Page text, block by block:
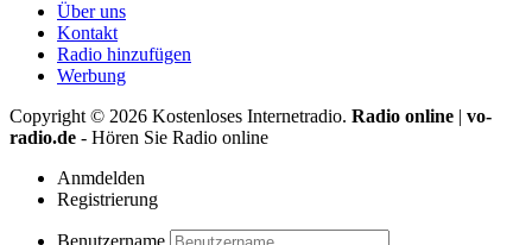
Über uns
Kontakt
Radio hinzufügen
Werbung
Copyright © 2026 Kostenloses Internetradio. Radio online | vo-
radio.de - Hören Sie Radio online
Anmdelden
Registrierung